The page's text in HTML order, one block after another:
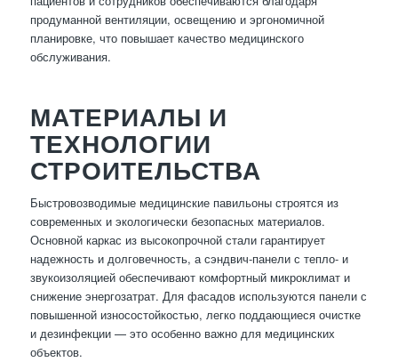
продуманной вентиляции, освещению и эргономичной
планировке, что повышает качество медицинского
обслуживания.
МАТЕРИАЛЫ И
ТЕХНОЛОГИИ
СТРОИТЕЛЬСТВА
Быстровозводимые медицинские павильоны строятся из
современных и экологически безопасных материалов.
Основной каркас из высокопрочной стали гарантирует
надежность и долговечность, а сэндвич-панели с тепло- и
звукоизоляцией обеспечивают комфортный микроклимат и
снижение энергозатрат. Для фасадов используются панели с
повышенной износостойкостью, легко поддающиеся очистке
и дезинфекции — это особенно важно для медицинских
объектов.